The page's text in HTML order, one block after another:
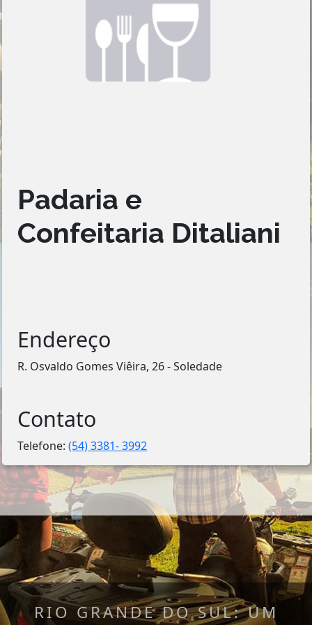
Padaria e
Confeitaria Ditaliani
Endereço
R. Osvaldo Gomes Viêira, 26 - Soledade
Contato
Telefone:(54) 3381- 3992
RIO GRANDE DO SUL: UM